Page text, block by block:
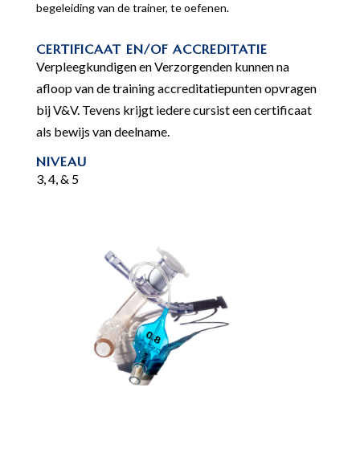
begeleiding van de trainer, te oefenen.
CERTIFICAAT EN/OF ACCREDITATIE
Verpleegkundigen en Verzorgenden kunnen na
afloop van de training accreditatiepunten opvragen
bij V&V. Tevens krijgt iedere cursist een certificaat
als bewijs van deelname.
NIVEAU
3, 4, & 5